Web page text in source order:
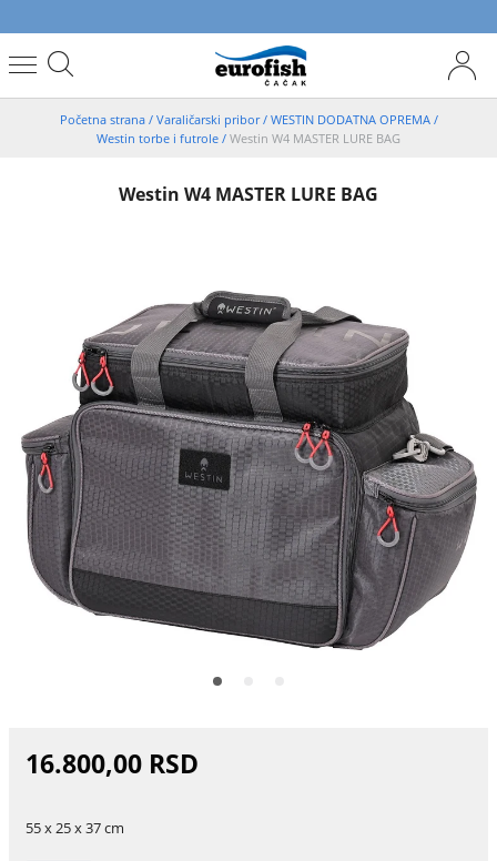
Početna strana / Varaličarski pribor/ WESTIN DODATNA OPREMA /
Westin torbe i futrole / Westin W4 MASTER LURE BAG
Westin W4 MASTER LURE BAG
16.800,00 RSD
55 x 25 x 37 cm